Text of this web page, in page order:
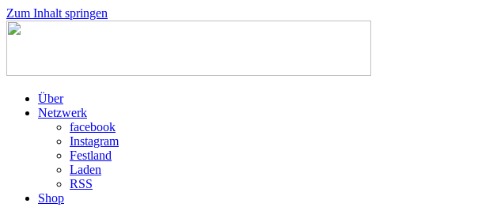
Zum Inhalt springen
Über
Netzwerk
facebook
Instagram
Festland
Laden
RSS
Shop